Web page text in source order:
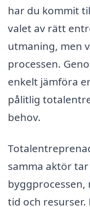
har du kommit
valet av rätt
utmaning, men
processen.
enkelt jämföra
pålitlig
behov.
samma aktör
byggprocessen,
tid och resurser.